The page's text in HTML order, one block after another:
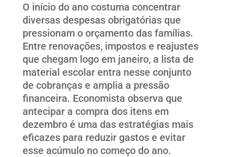
O início do ano costuma concentrar
diversas despesas obrigatórias que
pressionam o orçamento das famílias.
Entre renovações, impostos e reajustes
que chegam logo em janeiro, a lista de
material escolar entra nesse conjunto
de cobranças e amplia a pressão
financeira. Economista observa que
antecipar a compra dos itens em
dezembro é uma das estratégias mais
eficazes para reduzir gastos e evitar
esse acúmulo no começo do ano.